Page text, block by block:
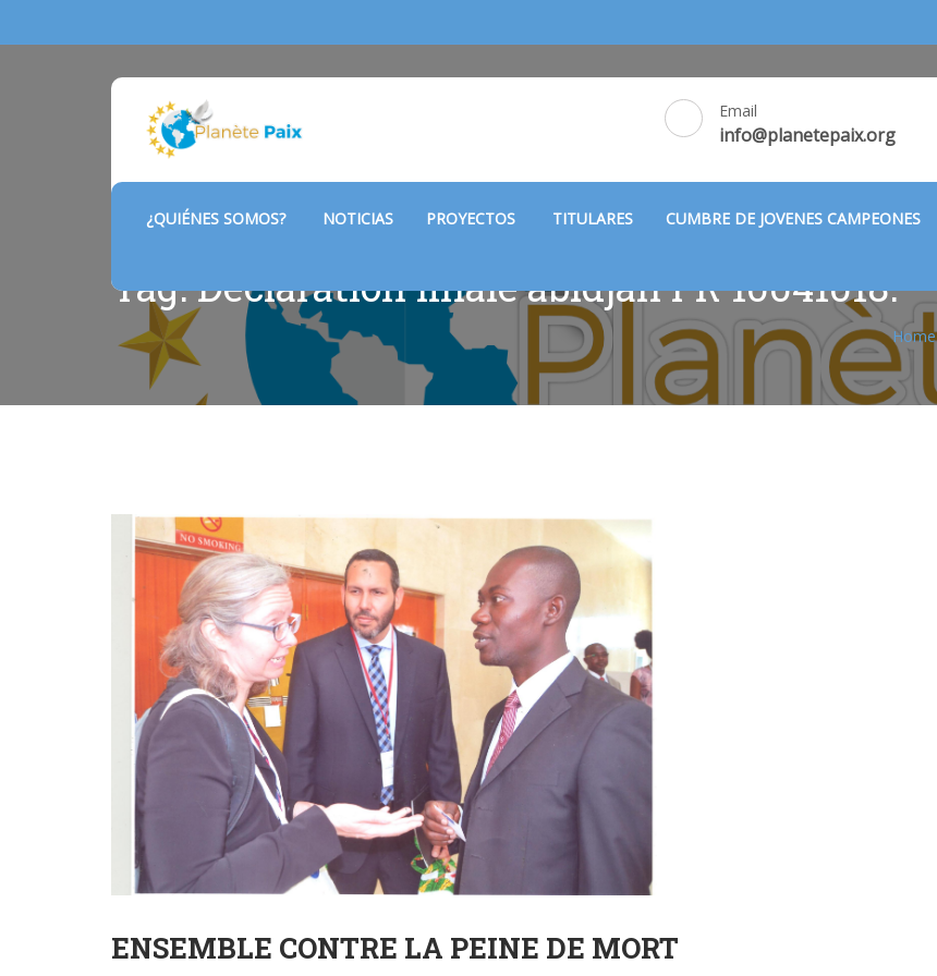
Email
info@planetepaix.org
¿QUIÉNES SOMOS? NOTICIAS PROYECTOS TITULARES CUMBRE DE JOVENES CAMPEONES
Tag: Declaration finale abidjan FR 10041018:
Home
ENSEMBLE CONTRE LA PEINE DE MORT